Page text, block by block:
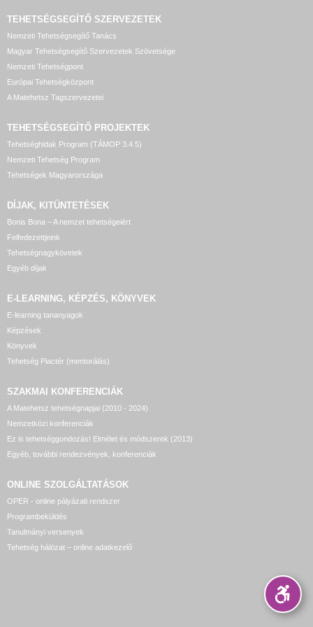
18:30
19:00
19:30
20:00
21:00
21:30
22:00
22:30
23:00
23:30
TEHETSÉGSEGÍTŐ SZERVEZETEK
Nemzeti Tehetségsegítő Tanács
Magyar Tehetségsegítő Szervezetek Szövetsége
Nemzeti Tehetségpont
Európai Tehetségközpont
A Matehetsz Tagszervezetei
TEHETSÉGSEGÍTŐ PROJEKTEK
Tehetséghidak Program (TÁMOP 3.4.5)
Nemzeti Tehetség Program
Tehetségek Magyarországa
DÍJAK, KITÜNTETÉSEK
Bonis Bona – A nemzet tehetségeiért
Felfedezettjeink
Tehetségnagykövetek
Egyéb díjak
E-LEARNING, KÉPZÉS, KÖNYVEK
E-learning tananyagok
Képzések
Könyvek
Tehetség Piactér (mentorálás)
SZAKMAI KONFERENCIÁK
A Matehetsz tehetségnapjai (2010 - 2024)
Nemzetközi konferenciák
Ez is tehetséggondozás! Elmélet és módszerek (2013)
Egyéb, további rendezvények, konferenciák
ONLINE SZOLGÁLTATÁSOK
OPER - online pályázati rendszer
Programbeküldés
Tanulmányi versenyek
Tehetség hálózat – online adatkezelő